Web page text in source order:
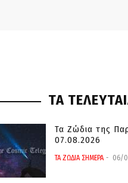
ΤΑ
Τα Ζώδια της
07.08.2026
ΤΑ ΖΩΔΙΑ ΣΗΜΕΡΑ 06/